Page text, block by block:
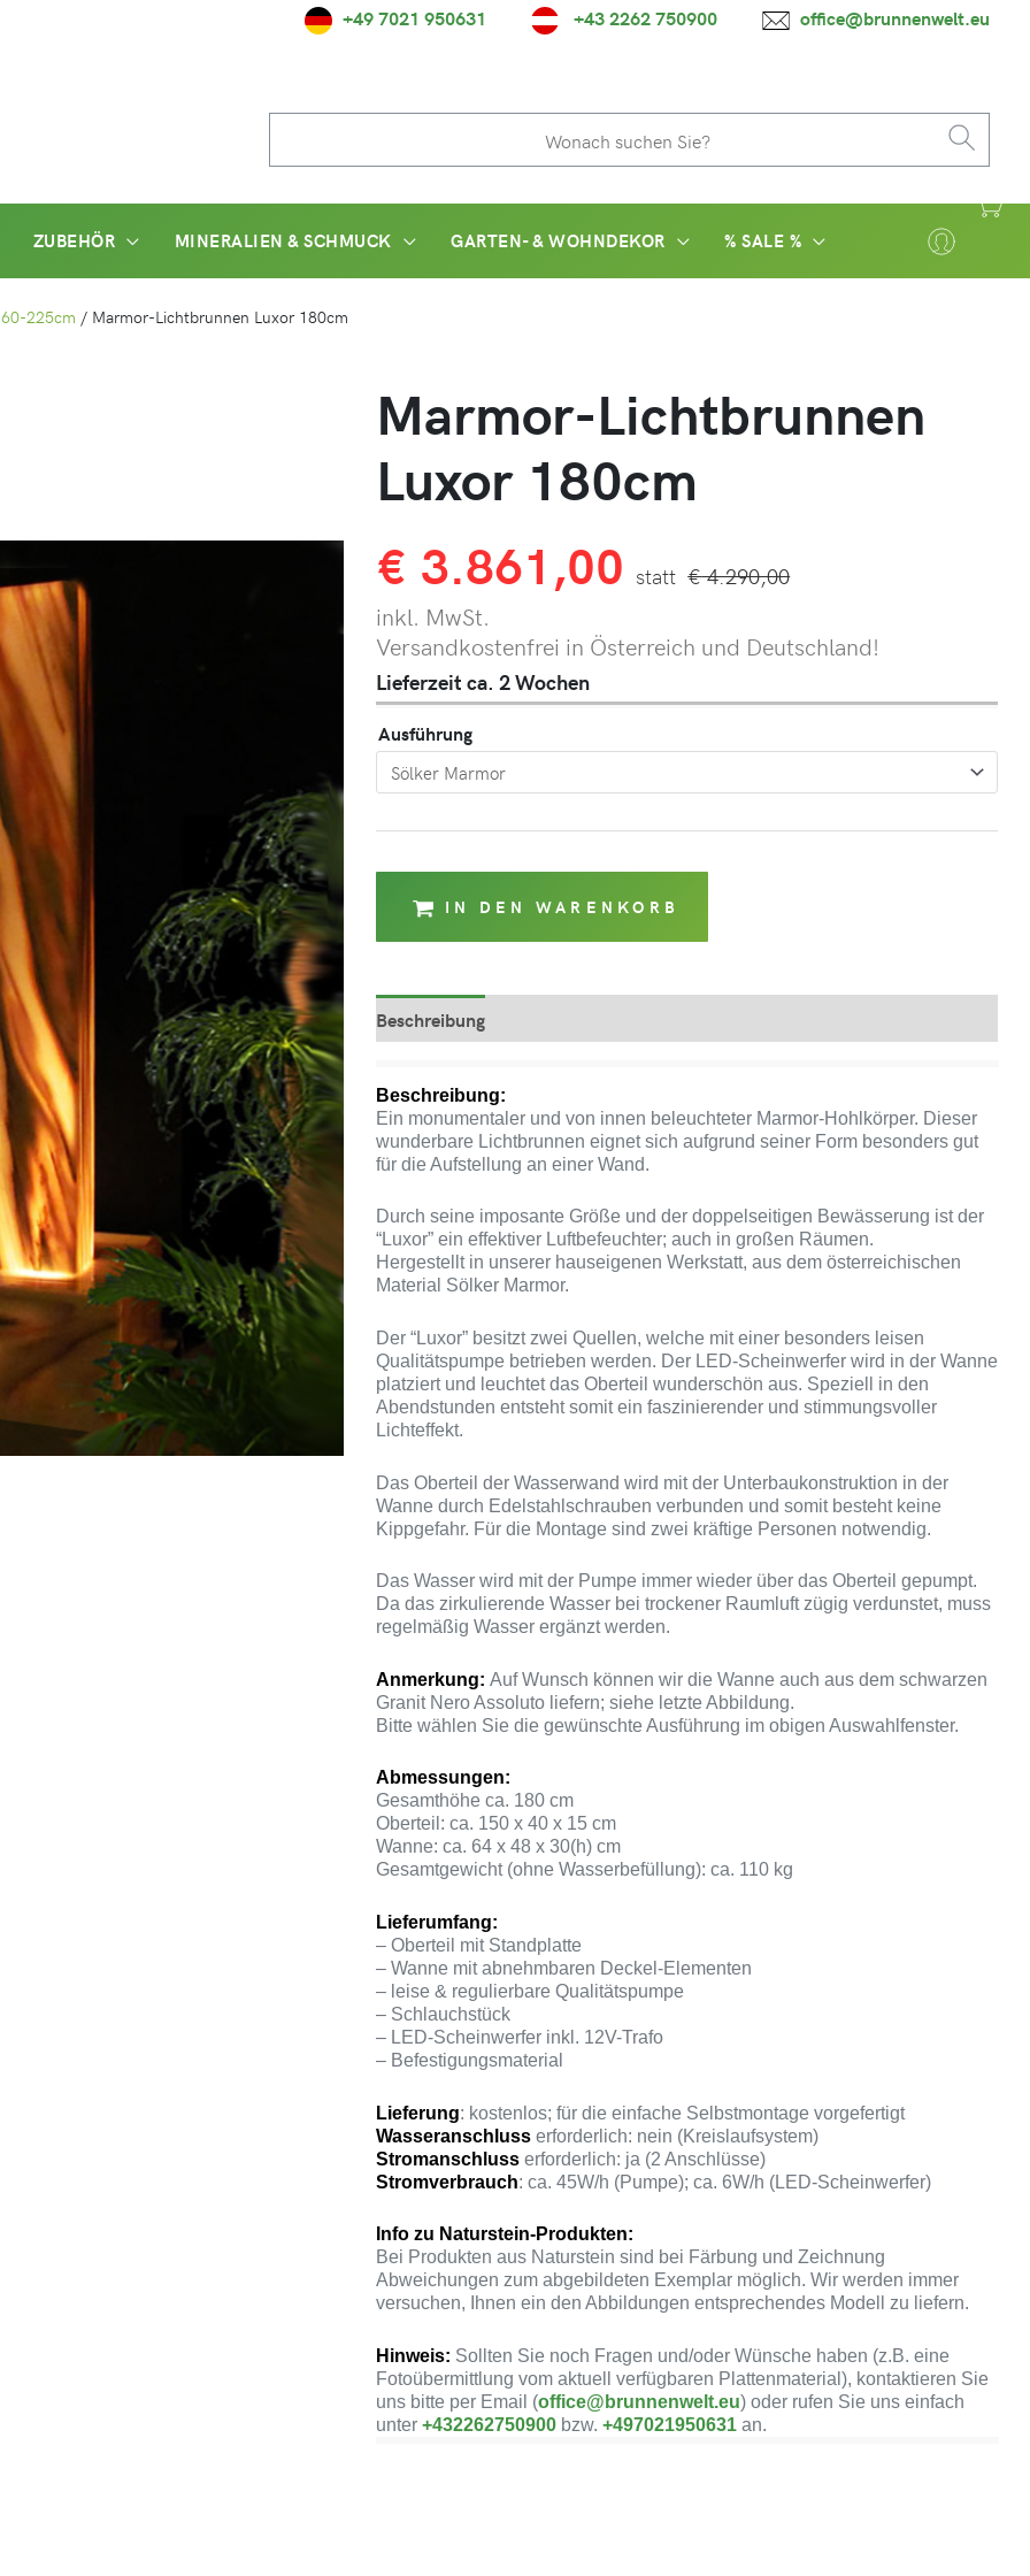
+49 7021 950631 +43 2262 750900 office@brunnenwelt.eu
ZUBEHÖR MINERALIEN & SCHMUCK GARTEN- & WOHNDEKOR % SALE %
225cm / Marmor-Lichtbrunnen Luxor 180cm
Marmor-Lichtbrunnen
Luxor 180cm
€ 3.861,00 €4.290,00
inkl. MwSt.
Versandkostenfrei in Österreich und Deutschland!
Lieferzeit ca. 2 Wochen
Ausführung
IN DEN WARENKORB
Beschreibung
Beschreibung:
Ein monumentaler und von innen beleuchteter Marmor-Hohlkörper. Dieser
wunderbare Lichtbrunnen eignet sich aufgrund seiner Form besonders gut
für die Aufstellung an einer Wand.
Durch seine imposante Größe und der doppelseitigen Bewässerung ist der
“Luxor” ein effektiver Luftbefeuchter; auch in großen Räumen.
Hergestellt in unserer hauseigenen Werkstatt, aus dem österreichischen
Material Sölker Marmor.
Der “Luxor” besitzt zwei Quellen, welche mit einer besonders leisen
Qualitätspumpe betrieben werden. Der LED-Scheinwerfer wird in der Wanne
platziert und leuchtet das Oberteil wunderschön aus. Speziell in den
Abendstunden entsteht somit ein faszinierender und stimmungsvoller
Lichteffekt.
Das Oberteil der Wasserwand wird mit der Unterbaukonstruktion in der
Wanne durch Edelstahlschrauben verbunden und somit besteht keine
Kippgefahr. Für die Montage sind zwei kräftige Personen notwendig.
Das Wasser wird mit der Pumpe immer wieder über das Oberteil gepumpt.
Da das zirkulierende Wasser bei trockener Raumluft zügig verdunstet, muss
regelmäßig Wasser ergänzt werden.
Anmerkung:Auf Wunsch können wir die Wanne auch aus dem schwarzen
Granit Nero Assoluto liefern; siehe letzte Abbildung.
Bitte wählen Sie die gewünschte Ausführung im obigen Auswahlfenster.
Abmessungen:
Gesamthöhe ca. 180 cm
Oberteil: ca. 150 x 40 x 15 cm
Wanne: ca. 64 x 48 x 30(h) cm
Gesamtgewicht (ohne Wasserbefüllung): ca. 110 kg
Lieferumfang:
– Oberteil mit Standplatte
– Wanne mit abnehmbaren Deckel-Elementen
– leise & regulierbare Qualitätspumpe
– Schlauchstück
– LED-Scheinwerfer inkl. 12V-Trafo
– Befestigungsmaterial
Lieferung: kostenlos; für die einfache Selbstmontage vorgefertigt
Wasseranschluss erforderlich: nein (Kreislaufsystem)
Stromanschluss erforderlich: ja (2 Anschlüsse)
Stromverbrauch: ca. 45W/h (Pumpe); ca. 6W/h (LED-Scheinwerfer)
Info zu Naturstein-Produkten:
Bei Produkten aus Naturstein sind bei Färbung und Zeichnung
Abweichungen zum abgebildeten Exemplar möglich. Wir werden immer
versuchen, Ihnen ein den Abbildungen entsprechendes Modell zu liefern.
Hinweis: Sollten Sie noch Fragen und/oder Wünsche haben (z.B. eine
Fotoübermittlung vom aktuell verfügbaren Plattenmaterial), kontaktieren Sie
uns bitte per Email (office@brunnenwelt.eu) oder rufen Sie uns einfach
unter+432262750900 bzw.+497021950631 an.